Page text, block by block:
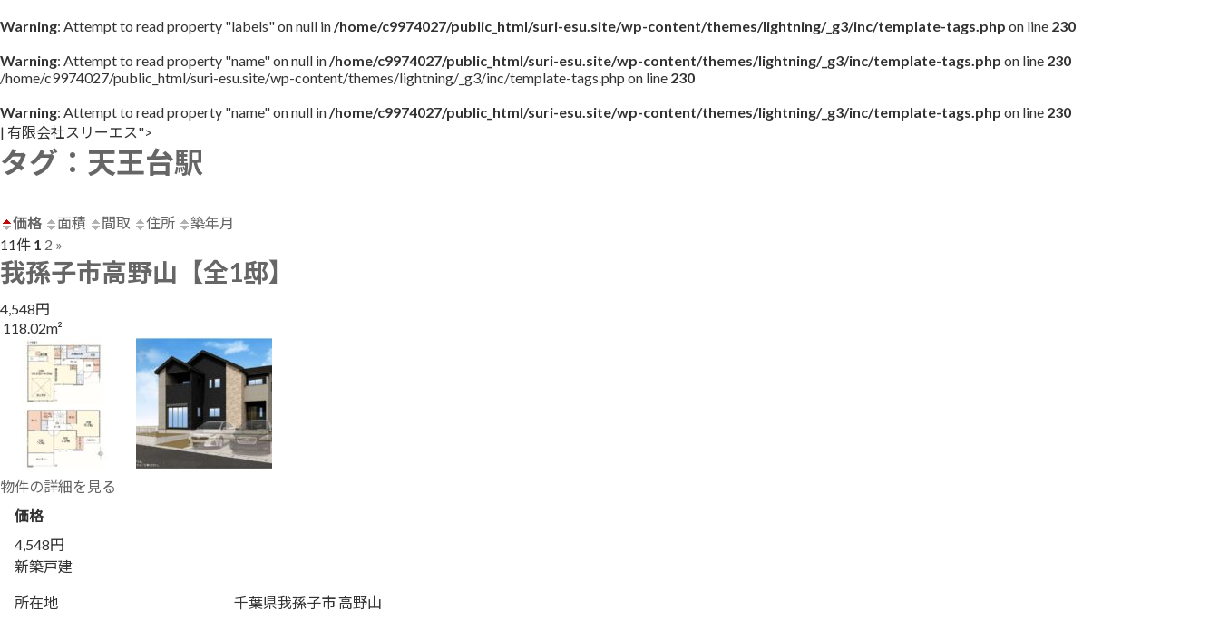
Warning: Attempt to read property "labels" on null in/home/c9974027/public_html/suri-esu.site/wp-content/themes/lightning/_g3/inc/template-tags.php on line 230
Warning: Attempt to read property "name" on null in/home/c9974027/public_html/suri-esu.site/wp-content/themes/lightning/_g3/inc/template-tags.php on line 230
/home/c9974027/public_html/suri-esu.site/wp-content/themes/lightning/_g3/inc/template-tags.php on line 230
Warning: Attempt to read property "name" on null in/home/c9974027/public_html/suri-esu.site/wp-content/themes/lightning/_g3/inc/template-tags.php on line 230
| 有限会社スリーエス">
ン
テ
ツ
ス
キ
ビ
ゲ
シ
ン
に
タグ：天王台駅
価格 面積 間取 住所
築年月
11件 1 2 »
我孫子市高野山【全1邸】
4,548円
118.02m²
物件の詳細を見る
価格
4,548円
新築戸建
所在地 千葉県我孫子市 高野山